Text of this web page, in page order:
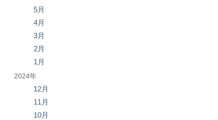
5月
4月
3月
2月
1月
2024年
12月
11月
10月